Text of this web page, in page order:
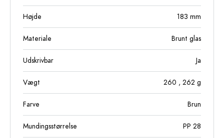
Højde 183 mm
Materiale Brunt glas
Udskrivbar Ja
Vægt 260 , 262 g
Farve Brun
Mundingsstørrelse PP 28